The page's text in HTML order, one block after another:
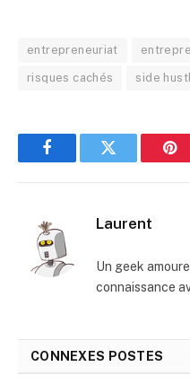
entrepreneuriat
risques cachés side
FacebookTwitter
Laurent
Un geek
connaissance
CONNEXES POSTES